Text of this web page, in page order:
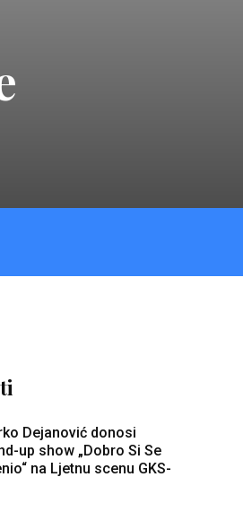
Dejanović donosi
up show „Dobro Si Se
na Ljetnu scenu GKS-